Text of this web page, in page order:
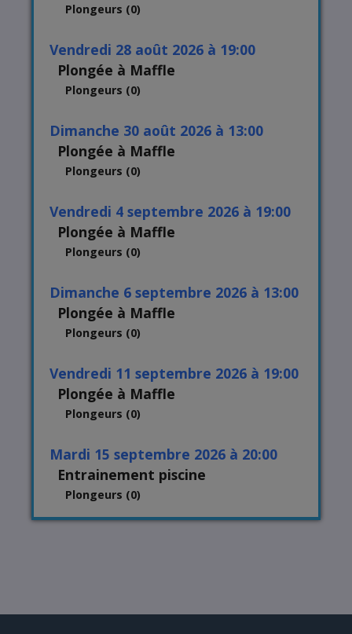
Plongeurs (0)
vendredi 28 août 2026 à 19:00
Plongée à Maffle
Plongeurs (0)
dimanche 30 août 2026 à 13:00
Plongée à Maffle
Plongeurs (0)
vendredi 4 septembre 2026 à 19:00
Plongée à Maffle
Plongeurs (0)
dimanche 6 septembre 2026 à 13:00
Plongée à Maffle
Plongeurs (0)
vendredi 11 septembre 2026 à 19:00
Plongée à Maffle
Plongeurs (0)
mardi 15 septembre 2026 à 20:00
Entrainement piscine
Plongeurs (0)